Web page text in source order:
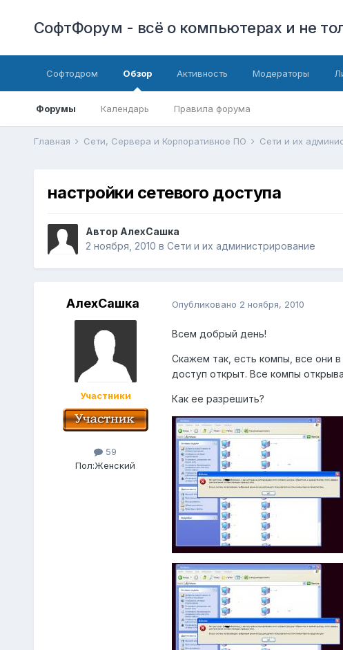
СофтФорум - всё о компьютерах и не
Софтодром Обзор
Форумы Календарь Правила форума
Активность Модераторы
Главная Сети, Сервера и Корпоративное ПО Сети и их
настройки сетевого доступа
Автор АлехСашка
2 ноября, 2010 в Сети и их администрирование
АлехСашка
Участники
59
Пол:Женский
Опубликовано 2 ноября, 2010
Всем добрый день!
Скажем так, есть компы, все они
доступ открыт. Все компы
Как ее разрешить?